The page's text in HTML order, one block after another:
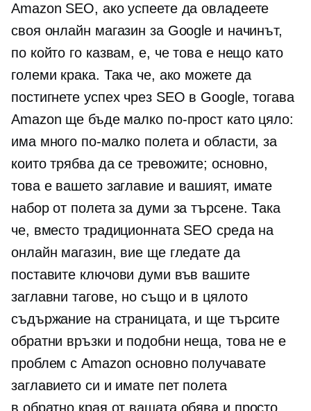
Amazon SEO, ако успеете да овладеете
своя онлайн магазин за Google и начинът,
по който го казвам, е, че това е нещо като
големи крака. Така че, ако можете да
постигнете успех чрез SEO в Google, тогава
Amazon ще бъде малко по-прост като цяло:
има много по-малко полета и области, за
които трябва да се тревожите; основно,
това е вашето заглавие и вашият, имате
набор от полета за думи за търсене. Така
че, вместо традиционната SEO среда на
онлайн магазин, вие ще гледате да
поставите ключови думи във вашите
заглавни тагове, но също и в цялото
съдържание на страницата, и ще търсите
обратни връзки и подобни неща, това не е
проблем с Amazon основно получавате
заглавието си и имате пет полета
в обратно края от вашата обява и просто